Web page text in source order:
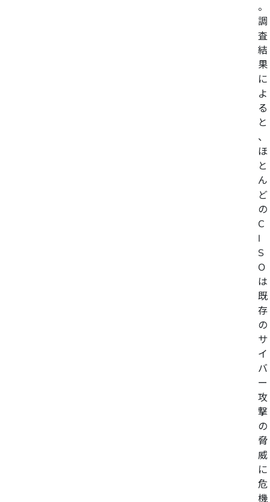
。
調
査
結
果
に
よ
る
と
、
ほ
と
ん
ど
の
C
I
S
O
は
既
存
の
サ
イ
バ
ー
攻
撃
の
脅
威
に
危
機